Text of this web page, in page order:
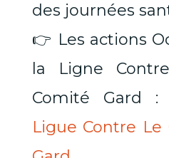
des journées
👉 Les actions
la Ligne
Comité Gard :
Ligue Contre Le